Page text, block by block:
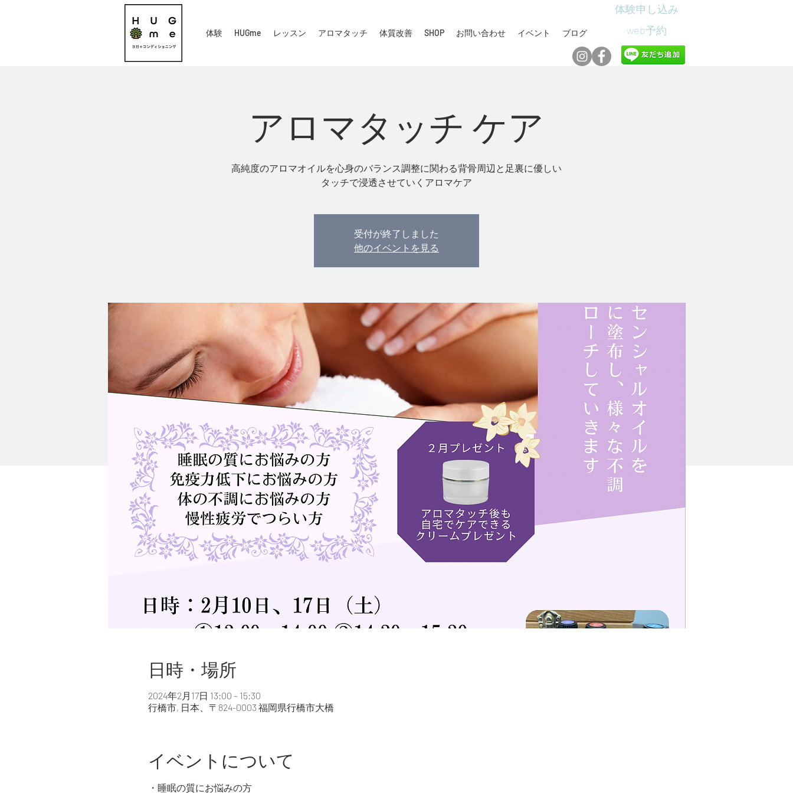
体験 HUGme レッスン アロマタッチ 体質改善 SHOP お問い合わせ イベント ブログ web予約
体験申し込み
アロマタッチ ケア
高純度のアロマオイルを心身のバランス調整に関わる背骨周辺と足裏に優しい
タッチで浸透させていくアロマケア
受付が終了しました
他のイベントを見る
日時・場所
2024年2月17日 13:00 – 15:30
行橋市, 日本、〒824-0003 福岡県行橋市大橋
イベントについて
・睡眠の質にお悩みの方